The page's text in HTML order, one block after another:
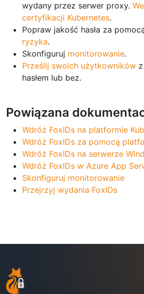
wydany przez serwer proxy.
certyfikacji Kubernetes.
Popraw jakość hasła za
ryzyka.
Skonfiguruj monitorowanie.
Prześlij swoich użytkowników
hasłem lub bez.
Powiązana
Wdróż FoxIDs na platformie
Wdróż FoxIDs za pomocą
Wdróż FoxIDs na serwerze
Wdróż FoxIDs w Azure App
Skonfiguruj monitorowanie
Przejrzyj wydania FoxIDs